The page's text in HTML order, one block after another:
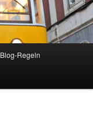
Blog-Regeln